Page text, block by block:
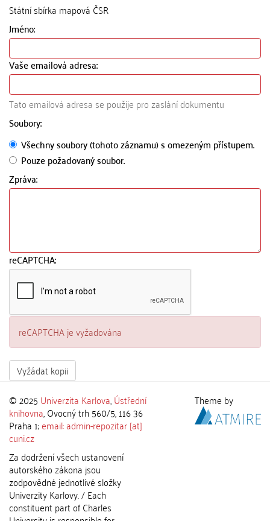
Státní sbírka mapová ČSR
Jméno:
Vaše emailová adresa:
Tato emailová adresa se použije pro zaslání dokumentu
Soubory:
Všechny soubory (tohoto záznamu) s omezeným přístupem.
Pouze požadovaný soubor.
Zpráva:
reCAPTCHA:
reCAPTCHA je vyžadována
Vyžádat kopii
© 2025 Univerzita Karlova,Ústřední
knihovna, Ovocný trh 560/5, 116 36
Praha 1;email: admin-repozitar [at]
cuni.cz
Za dodržení všech ustanovení
autorského zákona jsou
zodpovědné jednotlivé složky
Univerzity Karlovy. / Each
constituent part of Charles
Theme by